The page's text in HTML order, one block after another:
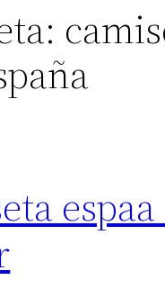
espaa